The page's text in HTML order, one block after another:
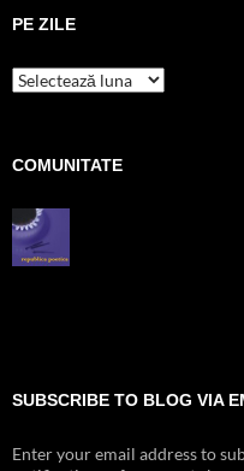
PE ZILE
pe
zile
COMUNITATE
SUBSCRIBE TO BLOG VIA
Enter your email address to